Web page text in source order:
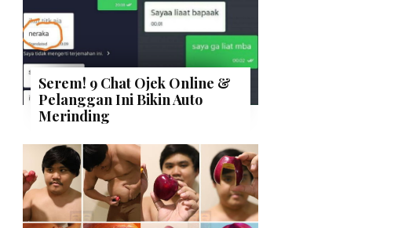
Serem! 9 Chat Ojek Online &
Pelanggan Ini Bikin Auto
Merinding